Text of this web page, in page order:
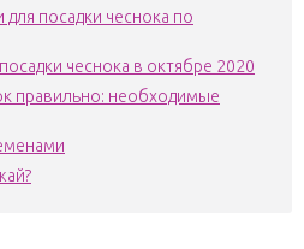
посадки чеснока по
чеснока в октябре 2020
правильно: необходимые